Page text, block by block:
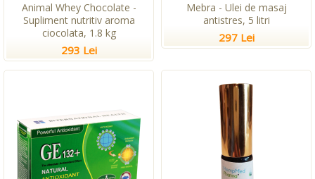
Animal Whey Chocolate -
Supliment nutritiv aroma
ciocolata, 1.8 kg
293 Lei
Mebra - Ulei de masaj
antistres, 5 litri
297 Lei